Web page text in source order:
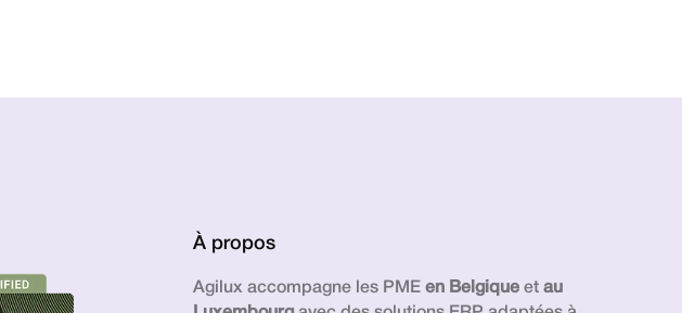
À propos
Agilux accompagne les PME en Belgiqueet au